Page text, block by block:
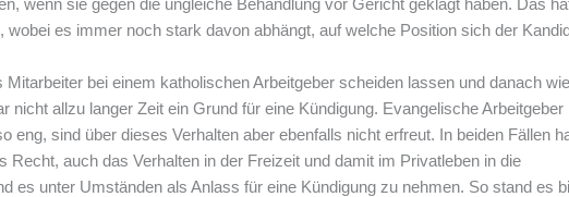
wobei es immer noch stark davon abhängt, auf welche Position sich der
Mitarbeiter bei einem katholischen Arbeitgeber scheiden lassen und danach
nicht allzu langer Zeit ein Grund für eine Kündigung. Evangelische Arbeitgeber
eng, sind über dieses Verhalten aber ebenfalls nicht erfreut. In beiden Fällen
Recht, auch das Verhalten in der Freizeit und damit im Privatleben in die
es unter Umständen als Anlass für eine Kündigung zu nehmen. So stand es